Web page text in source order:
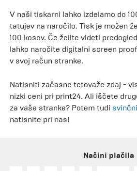
V naši tiskarni lahko izdelamo do
tatujev na naročilo. Tisk je možen
100 kosov. Če želite videti
lahko naročite digitalni screen
v svoj račun stranke.
Natisniti začasne tetovaže zdaj -
nizki ceni pri print24. Ali iščete
za vaše stranke? Potem tudi
natisnite pri nas!
Načini plačila